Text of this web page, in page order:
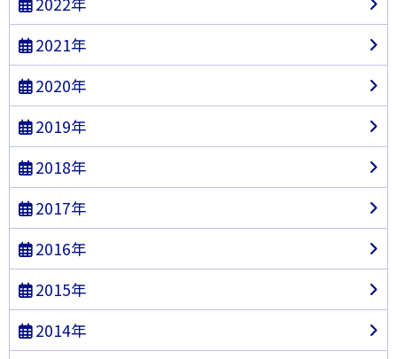
2021年
2020年
2019年
2018年
2017年
2016年
2015年
2014年